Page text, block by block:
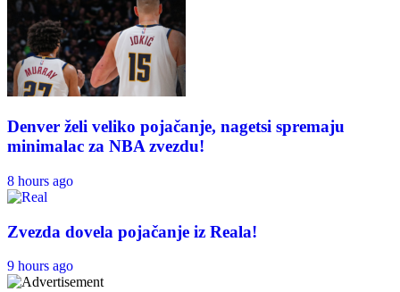
Denver želi veliko pojačanje, nagetsi spremaju
minimalac za NBA zvezdu!
8 hours ago
Zvezda dovela pojačanje iz Reala!
9 hours ago